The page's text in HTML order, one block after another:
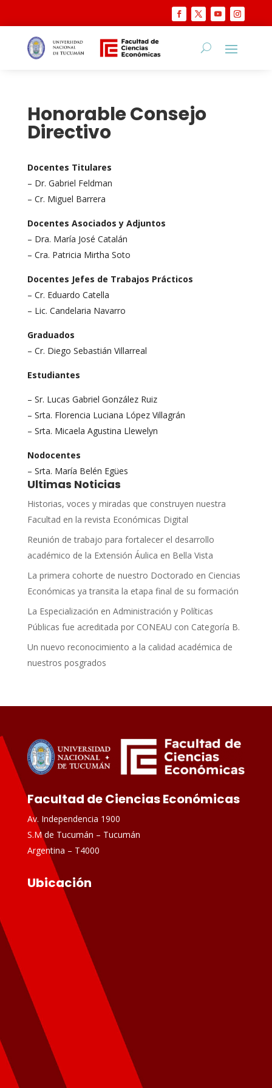
Honorable Consejo
Directivo
Docentes Titulares
– Dr. Gabriel Feldman
– Cr. Miguel Barrera
Docentes Asociados y Adjuntos
– Dra. María José Catalán
– Cra. Patricia Mirtha Soto
Docentes Jefes de Trabajos Prácticos
– Cr. Eduardo Catella
– Lic. Candelaria Navarro
Graduados
– Cr. Diego Sebastián Villarreal
Estudiantes
– Sr. Lucas Gabriel González Ruiz
– Srta. Florencia Luciana López Villagrán
– Srta. Micaela Agustina Llewelyn
Nodocentes
– Srta. María Belén Egües
Ultimas Noticias
Historias, voces y miradas que construyen nuestra
Facultad en la revista Económicas Digital
Reunión de trabajo para fortalecer el desarrollo
académico de la Extensión Áulica en Bella Vista
La primera cohorte de nuestro Doctorado en Ciencias
Económicas ya transita la etapa final de su formación
La Especialización en Administración y Políticas
Públicas fue acreditada por CONEAU con Categoría B.
Un nuevo reconocimiento a la calidad académica de
nuestros posgrados
Facultad de Ciencias Económicas
Av. Independencia 1900
S.M de Tucumán – Tucumán
Argentina – T4000
Ubicación